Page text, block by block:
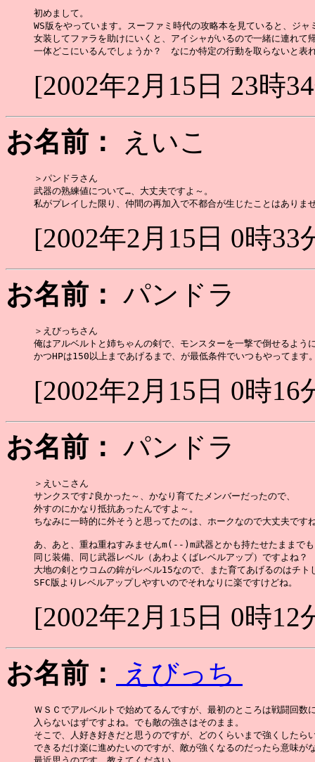
初めまして。
WS版をやっています。スーファミ時代の攻略本を見ていると、ジ
女装してファラを助けにいくと、アイシャがいるので一緒に連れ
[2002年2月15日 23時
お名前：
えいこ
＞パンドラさん
武器の熟練値について…、大丈夫ですよ～。
[2002年2月15日 0時33
お名前： パンドラ
＞えびっちさん
俺はアルベルトと姉ちゃんの剣で、モンスターを一撃で倒せるよう
[2002年2月15日 0時16
お名前： パンドラ
＞えいこさん
サンクスです♪良かった～、かなり育てたメンバーだったので、
外すのにかなり抵抗あったんですよ～。
ちなみに一時的に外そうと思ってたのは、ホークなので大丈夫です
あ、あと、重ね重ねすみませんm(--)m武器とかも持たせたままで
同じ装備、同じ武器レベル（あわよくばレベルアップ）ですよね？
大地の剣とウコムの鉾がレベル15なので、また育てあげるのはチ
[2002年2月15日 0時12
お名前：
えびっち
ＷＳＣでアルベルトで始めてるんですが、最初のところは戦闘回数
入らないはずですよね。でも敵の強さはそのまま。
そこで、人好き好きだと思うのですが、どのくらいまで強くしたら
できるだけ楽に進めたいのですが、敵が強くなるのだったら意味が